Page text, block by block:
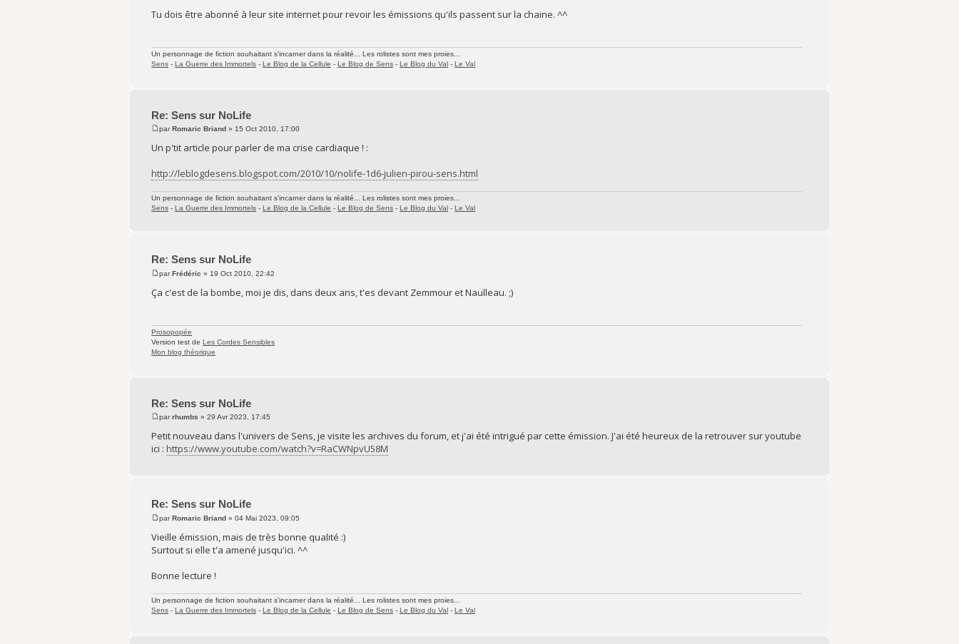
Tu dois être abonné à leur site internet pour revoir les émissions qu'ils passent sur la chaine. ^^
Un personnage de fiction souhaitant s'incarner dans la réalité... Les rolistes sont mes proies...
Sens - La Guerre des Immortels - Le Blog de la Cellule - Le Blog de Sens - Le Blog du Val - Le Val
Re: Sens sur NoLife
parRomaric Briand » 15 Oct 2010, 17:00
Un p'tit article pour parler de ma crise cardiaque ! :
http://leblogdesens.blogspot.com/2010/10/nolife-1d6-julien-pirou-sens.html
Un personnage de fiction souhaitant s'incarner dans la réalité... Les rolistes sont mes proies...
Sens - La Guerre des Immortels - Le Blog de la Cellule - Le Blog de Sens - Le Blog du Val - Le Val
Re: Sens sur NoLife
parFrédéric » 19 Oct 2010, 22:42
Ça c'est de la bombe, moi je dis, dans deux ans, t'es devant Zemmour et Naulleau. ;)
Prosopopée
Version test de Les Cordes Sensibles
Mon blog théorique
Re: Sens sur NoLife
parrhumbs » 29 Avr 2023, 17:45
Petit nouveau dans l'univers de Sens, je visite les archives du forum, et j'ai été intrigué par cette émission. J'ai été heureux de la retrouver sur youtube
ici : https://www.youtube.com/watch?v=RaCWNpvU58M
Re: Sens sur NoLife
parRomaric Briand » 04 Mai 2023, 09:05
Vieille émission, mais de très bonne qualité :)
Surtout si elle t'a amené jusqu'ici. ^^
Bonne lecture !
Un personnage de fiction souhaitant s'incarner dans la réalité... Les rolistes sont mes proies...
Sens - La Guerre des Immortels - Le Blog de la Cellule - Le Blog de Sens - Le Blog du Val - Le Val